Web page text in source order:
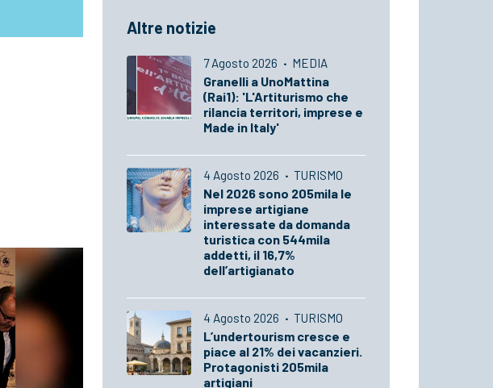
Altre notizie
7 Agosto 2026 · MEDIA
Granelli a UnoMattina
(Rai1): 'L'Artiturismo che
rilancia territori, imprese e
Made in Italy'
4 Agosto 2026 · TURISMO
Nel 2026 sono 205mila le
imprese artigiane
interessate da domanda
turistica con 544mila
addetti, il 16,7%
dell’artigianato
4 Agosto 2026 · TURISMO
L’undertourism cresce e
piace al 21% dei vacanzieri.
Protagonisti 205mila
artigiani